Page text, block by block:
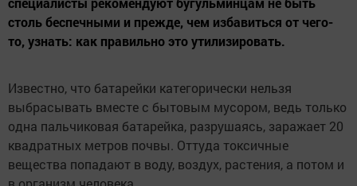
столь беспечными и прежде, чем избавиться от чего-
то, узнать: как правильно это утилизировать.
Известно, что батарейки категорически нельзя
выбрасывать вместе с бытовым мусором, ведь только
одна пальчиковая батарейка, разрушаясь, заражает 20
квадратных метров почвы. Оттуда токсичные
вещества попадают в воду, воздух, растения, а потом и